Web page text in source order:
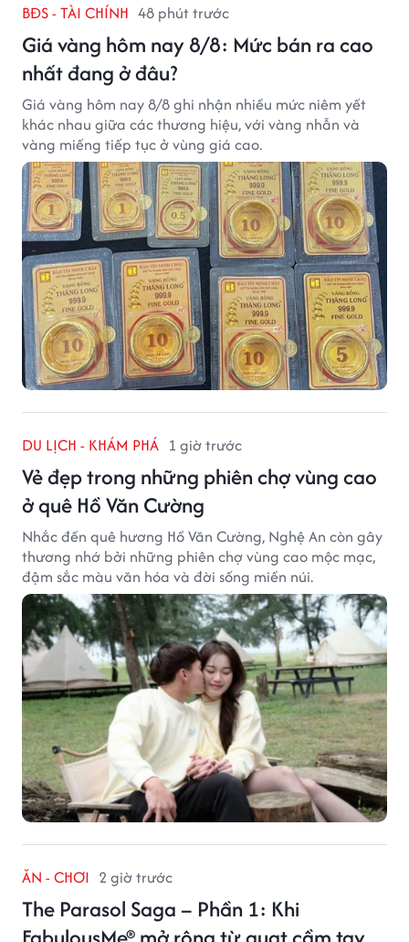
BĐS - TÀI CHÍNH 48 phút trước
Giá vàng hôm nay 8/8: Mức bán ra cao
nhất đang ở đâu?
Giá vàng hôm nay 8/8 ghi nhận nhiều mức niêm yết
khác nhau giữa các thương hiệu, với vàng nhẫn và
vàng miếng tiếp tục ở vùng giá cao.
DU LỊCH - KHÁM PHÁ 1 giờ trước
Vẻ đẹp trong những phiên chợ vùng cao
ở quê Hồ Văn Cường
Nhắc đến quê hương Hồ Văn Cường, Nghệ An còn gây
thương nhớ bởi những phiên chợ vùng cao mộc mạc,
đậm sắc màu văn hóa và đời sống miền núi.
ĂN - CHƠI 2 giờ trước
The Parasol Saga – Phần 1: Khi